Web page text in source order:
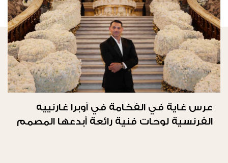
عرس غاية في الفخامة في أوبرا غارنييه
الفرنسية لوحات فنية رائعة أبدعها المصمم